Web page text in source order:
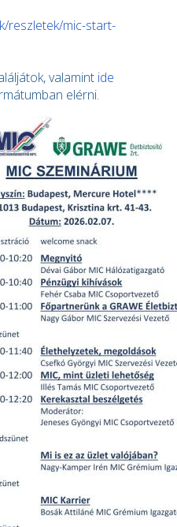
reszletek/mic-start-
valamint ide
elérni.